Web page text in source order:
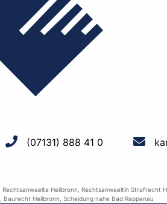
(07131) 888 41 0
Rechtsanwaelte Heilbronn Rechtsanwaeltin Strafrecht
Baurecht Heilbronn Scheidung nahe Bad Rappenau